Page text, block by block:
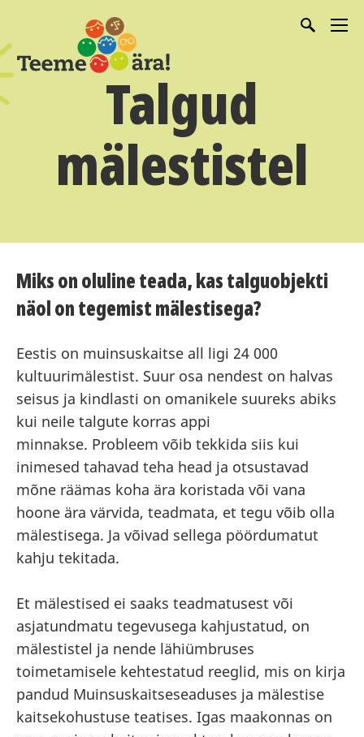
Talgud
mälestistel
Miks on oluline teada, kas talguobjekti
näol on tegemist mälestisega?
Eestis on muinsuskaitse all ligi 24 000
kultuurimälestist. Suur osa nendest on halvas
seisus ja kindlasti on omanikele suureks abiks
kui neile talgute korras appi
minnakse. Probleem võib tekkida siis kui
inimesed tahavad teha head ja otsustavad
mõne räämas koha ära koristada või vana
hoone ära värvida, teadmata, et tegu võib olla
mälestisega. Ja võivad sellega pöördumatut
kahju tekitada.
Et mälestised ei saaks teadmatusest või
asjatundmatu tegevusega kahjustatud, on
mälestistel ja nende lähiümbruses
toimetamisele kehtestatud reeglid, mis on kirja
pandud Muinsuskaitseseaduses ja mälestise
kaitsekohustuse teatises. Igas maakonnas on